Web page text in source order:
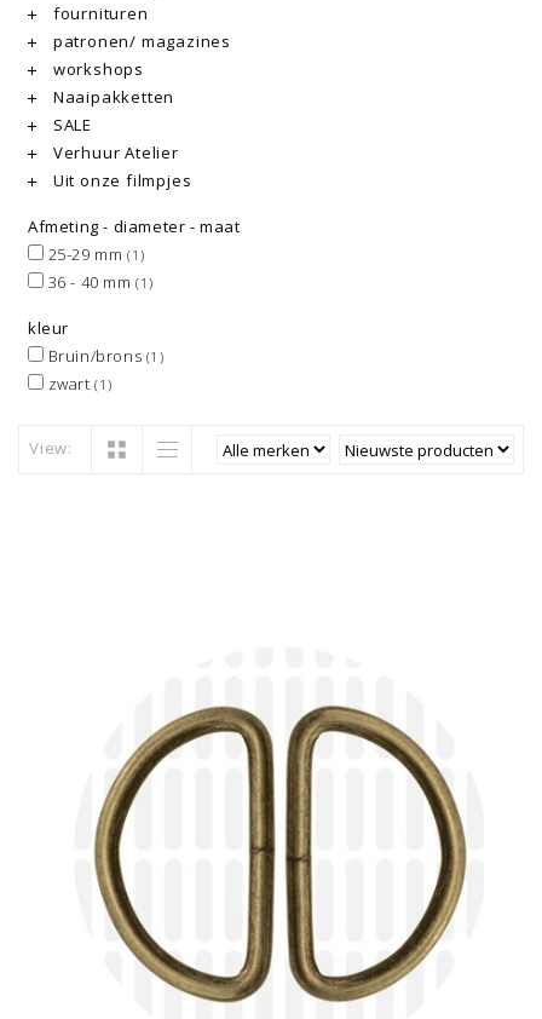
fournituren
patronen/ magazines
workshops
Naaipakketten
SALE
Verhuur Atelier
Uit onze filmpjes
Afmeting - diameter - maat
25-29 mm (1)
36 - 40 mm(1)
kleur
Bruin/brons (1)
zwart(1)
View: